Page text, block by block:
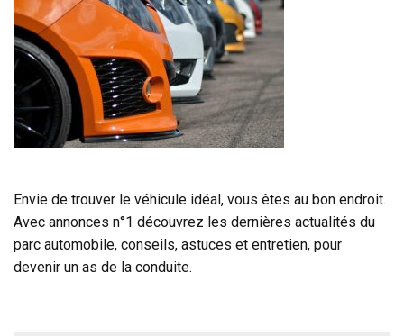
Envie de trouver le véhicule idéal, vous êtes au bon endroit.
Avec annonces n°1 découvrez les dernières actualités du
parc automobile, conseils, astuces et entretien, pour
devenir un as de la conduite.